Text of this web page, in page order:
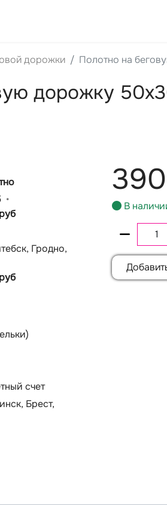
дорожки Полотно на
дорожку
Гродно,
счет
Брест,
390
В